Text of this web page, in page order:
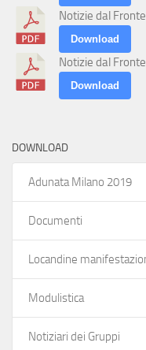
Notizie dal
Download
Notizie dal
Download
DOWNLOAD
Adunata Milano 2019
Documenti
Locandine
Modulistica
Notiziari dei Gruppi